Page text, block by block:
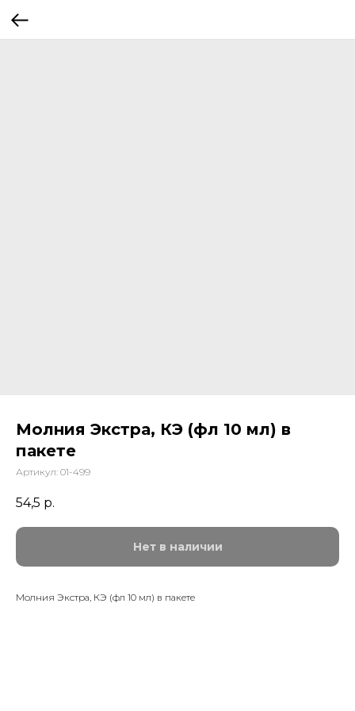
Молния Экстра, КЭ (фл 10 мл) в
пакете
Артикул: 01-499
54,5 р.
Нет в наличии
Молния Экстра, КЭ (фл 10 мл) в пакете